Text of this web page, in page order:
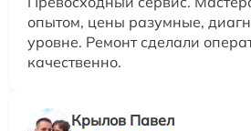
опытом, цены разумные,
уровне. Ремонт сделали
качественно.
Крылов Павел